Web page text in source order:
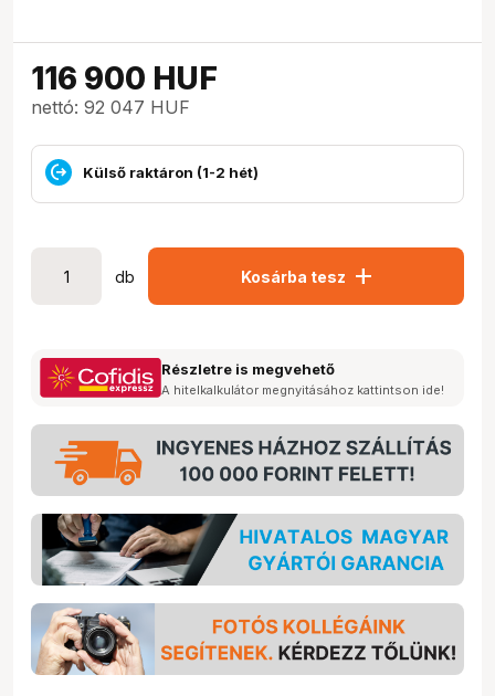
116 900 HUF
nettó: 92 047 HUF
Külső raktáron (1-2 hét)
db Kosárba tesz add
Részletre is megvehető
A hitelkalkulátor megnyitásához kattintson ide!